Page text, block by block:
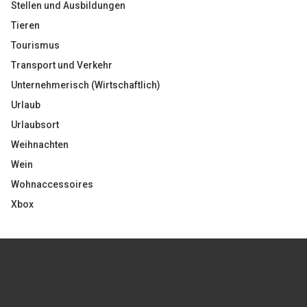
Stellen und Ausbildungen
Tieren
Tourismus
Transport und Verkehr
Unternehmerisch (Wirtschaftlich)
Urlaub
Urlaubsort
Weihnachten
Wein
Wohnaccessoires
Xbox